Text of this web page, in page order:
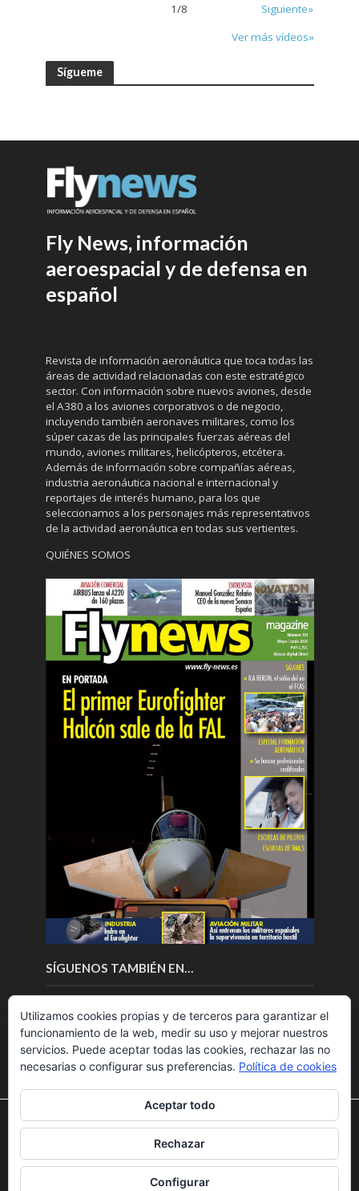
1/8
Siguiente»
Ver más vídeos»
Sígueme
Fly News, información
aeroespacial y de defensa en
español
Revista de información aeronáutica que toca todas las
áreas de actividad relacionadas con este estratégico
sector. Con información sobre nuevos aviones, desde
el A380 a los aviones corporativos o de negocio,
incluyendo también aeronaves militares, como los
súper cazas de las principales fuerzas aéreas del
mundo, aviones militares, helicópteros, etcétera.
Además de información sobre compañías aéreas,
industria aeronáutica nacional e internacional y
reportajes de interés humano, para los que
seleccionamos a los personajes más representativos
de la actividad aeronáutica en todas sus vertientes.
QUIÉNES SOMOS
SÍGUENOS TAMBIÉN EN…
Copyright © 2018.Fly News.Noticias aerospacial
UAS aviación comercial
Utilizamos cookies para ofrecerte la mejor experiencia en
nuestra web.
Puedes aprender más sobre qué cookies utilizamos o
desactivarlas en losajustes.
Utilizamos cookies propias y de terceros para garantizar el
funcionamiento de la web, medir su uso y mejorar nuestros
servicios. Puede aceptar todas las cookies, rechazar las no
necesarias o configurar sus preferencias. Política de cookies
Aceptar todo
Rechazar
Configurar